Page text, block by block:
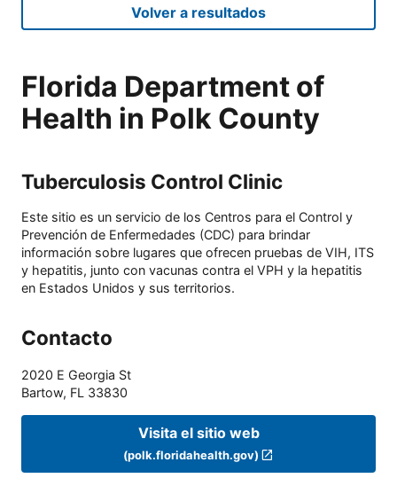
Volver a resultados
Florida Department of
Health in Polk County
Tuberculosis Control Clinic
Este sitio es un servicio de los Centros para el Control y
Prevención de Enfermedades (CDC) para brindar
información sobre lugares que ofrecen pruebas de VIH, ITS
y hepatitis, junto con vacunas contra el VPH y la hepatitis
en Estados Unidos y sus territorios.
Contacto
2020 E Georgia St
Bartow, FL 33830
Visita el sitio web
(polk.floridahealth.gov)